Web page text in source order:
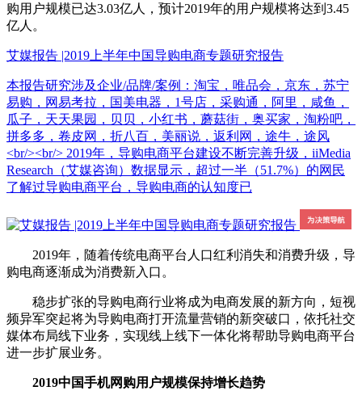
购用户规模已达3.03亿人，预计2019年的用户规模将达到3.45
亿人。
艾媒报告 |2019上半年中国导购电商专题研究报告
本报告研究涉及企业/品牌/案例：淘宝，唯品会，京东，苏宁
易购，网易考拉，国美电器，1号店，采购通，阿里，咸鱼，
瓜子，天天果园，贝贝，小红书，蘑菇街，奥买家，淘粉吧，
拼多多，卷皮网，折八百，美丽说，返利网，途牛，途风
<br/><br/> 2019年，导购电商平台建设不断完善升级，iiMedia
Research（艾媒咨询）数据显示，超过一半（51.7%）的网民
了解过导购电商平台，导购电商的认知度已
2019年，随着传统电商平台人口红利消失和消费升级，导
购电商逐渐成为消费新入口。
稳步扩张的导购电商行业将成为电商发展的新方向，短视
频异军突起将为导购电商打开流量营销的新突破口，依托社交
媒体布局线下业务，实现线上线下一体化将帮助导购电商平台
进一步扩展业务。
2019中国手机网购用户规模保持增长趋势